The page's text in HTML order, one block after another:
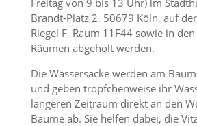
Freitag von 9 bis 13 Uhr) im
Brandt-Platz 2, 50679 Köln, auf
Riegel F, Raum 11F44 sowie in
Räumen abgeholt werden.
Die Wassersäcke werden am
und geben tröpfchenweise ihr
längeren Zeitraum direkt an den
Bäume ab. Sie helfen dabei, die